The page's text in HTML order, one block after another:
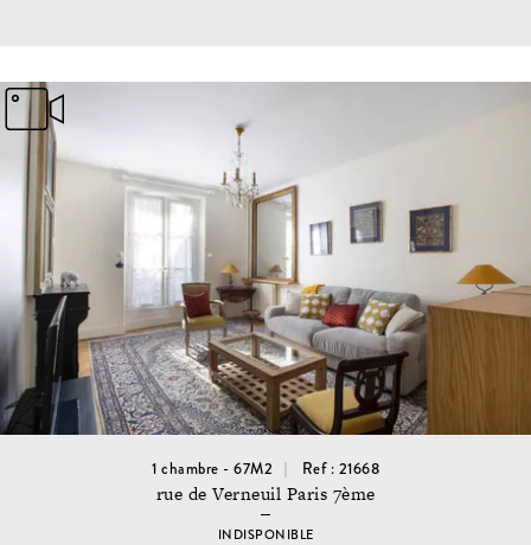
1 chambre - 67M2 Ref : 21668
rue de Verneuil Paris 7ème
INDISPONIBLE